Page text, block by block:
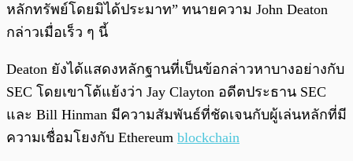
หลักทรัพย์โดยมิได้ประมาท” ทนายความ John Deaton
กล่าวเมื่อเร็ว ๆ นี้
Deaton ยังได้แสดงหลักฐานที่เป็นข้อกล่าวหาบางอย่างกับ
SEC โดยเขาโต้แย้งว่า Jay Clayton อดีตประธาน SEC
และ Bill Hinman มีความสัมพันธ์ที่ชัดเจนกับผู้เล่นหลักที่มี
ความเชื่อมโยงกับ Ethereum blockchain